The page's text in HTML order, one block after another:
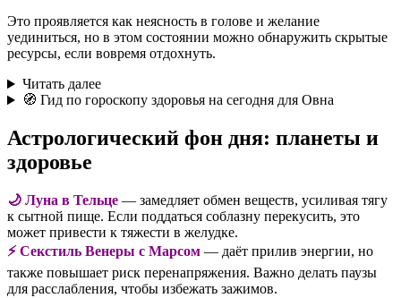
Это проявляется как неясность в голове и желание
уединиться, но в этом состоянии можно обнаружить скрытые
ресурсы, если вовремя отдохнуть.
Читать далее
🧭 Гид по гороскопу здоровья на сегодня для Овна
Астрологический фон дня: планеты и
здоровье
🌙 Луна в Тельце — замедляет обмен веществ, усиливая тягу
к сытной пище. Если поддаться соблазну перекусить, это
может привести к тяжести в желудке.
⚡ Секстиль Венеры с Марсом — даёт прилив энергии, но
также повышает риск перенапряжения. Важно делать паузы
для расслабления, чтобы избежать зажимов.